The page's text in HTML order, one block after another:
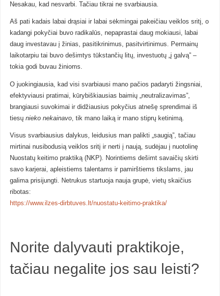
Nesakau, kad nesvarbi. Tačiau tikrai ne svarbiausia.
Aš pati kadais labai drąsiai ir labai sėkmingai pakeičiau veiklos sritį, o
kadangi pokyčiai buvo radikalūs, nepaprastai daug mokiausi, labai
daug investavau į žinias, pasitikrinimus, pasitvirtinimus. Permainų
laikotarpiu tai buvo dešimtys tūkstančių litų, investuotų „į galvą” –
tokia godi buvau žinioms.
O juokingiausia, kad visi svarbiausi mano pačios padaryti žingsniai,
efektyviausi pratimai, kūrybiškiausias baimių „neutralizavimas”,
brangiausi suvokimai ir didžiausius pokyčius atnešę sprendimai iš
tiesų nieko nekainavo, tik mano laiką ir mano stiprų ketinimą.
Visus svarbiausius dalykus, leidusius man palikti „saugią”, tačiau
mirtinai nusibodusią veiklos sritį ir nerti į naują, sudėjau į nuotolinę
Nuostatų keitimo praktiką (NKP). Norintiems dešimt savaičių skirti
savo karjerai, apleistiems talentams ir pamirštiems tikslams, jau
galima prisijungti. Netrukus startuoja nauja grupė, vietų skaičius
ribotas:
https://www.ilzes-dirbtuves.lt/nuostatu-keitimo-praktika/
Norite dalyvauti praktikoje,
tačiau negalite jos sau leisti?